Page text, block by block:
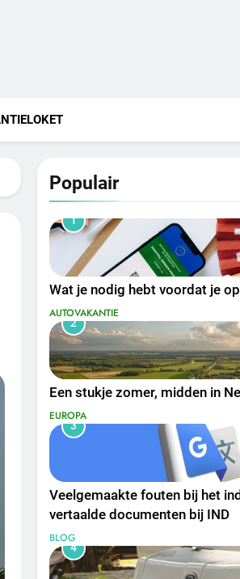
Populair
1
Wat je nodig hebt voordat je
AUTOVAKANTIE
2
Een stukje zomer, midden in
EUROPA
3
Veelgemaakte fouten bij het
vertaalde documenten bij IND
BLOG
4